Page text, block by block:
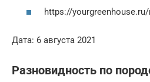
https://
Дата: 6 августа 2021
Разновидность по